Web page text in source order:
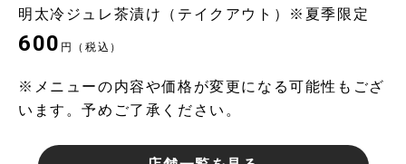
明太冷ジュレ茶漬け（テイクアウト）※夏季限定
600 円（税込）
※メニューの内容や価格が変更になる可能性もござ
います。予めご了承ください。